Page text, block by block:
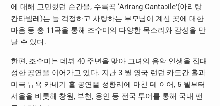
에 대해 고민했던 순간을, 수록곡 ‘Arirang Cantabile'(아리랑
칸타빌레)는 늘 걱정하고 사랑하는 부모님이 계신 곳에 대한
마음 등 총 11곡을 통해 조수미의 다양한 목소리와 감성을 만
날 수 있다.
한편, 조수미는 데뷔 40 주년을 맞아 그녀의 음악 인생을 집대
성한 공연을 이어가고 있다. 지난 3 월 영국 런던 카도간 홀과
미국 뉴욕 카네기 홀 공연을 성황리에 마친 데 이어, 5 월부터
서울을 비롯해 창원, 부천, 용인 등 전국 투어를 통해 국내 팬